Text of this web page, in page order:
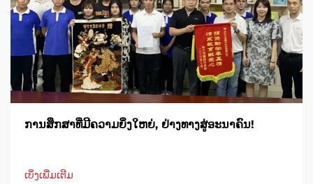
ການສຶກສາທີ່ມີຄວາມຍິ່ງໃຫຍ່, ຢ່າງທາງສູ່ອະນາຄົນ!
ເບິ່ງເພີ່ມເຕີມ